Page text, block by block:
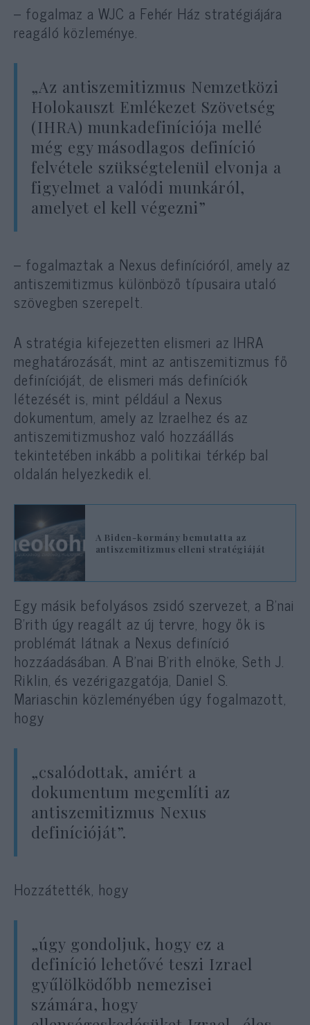
– fogalmaz a WJC a Fehér Ház stratégiájára
reagáló közleménye.
„Az antiszemitizmus Nemzetközi
Holokauszt Emlékezet Szövetség
(IHRA) munkadefiníciója mellé
még egy másodlagos definíció
felvétele szükségtelenül elvonja a
figyelmet a valódi munkáról,
amelyet el kell végezni”
– fogalmaztak a Nexus definícióról, amely az
antiszemitizmus különböző típusaira utaló
szövegben szerepelt.
A stratégia kifejezetten elismeri az IHRA
meghatározását, mint az antiszemitizmus fő
definícióját, de elismeri más definíciók
létezését is, mint például a Nexus
dokumentum, amely az Izraelhez és az
antiszemitizmushoz való hozzáállás
tekintetében inkább a politikai térkép bal
oldalán helyezkedik el.
A Biden-kormány bemutatta az
antiszemitizmus elleni stratégiáját
Egy másik befolyásos zsidó szervezet, a B’nai
B’rith úgy reagált az új tervre, hogy ők is
problémát látnak a Nexus definíció
hozzáadásában. A B’nai B’rith elnöke, Seth J.
Riklin, és vezérigazgatója, Daniel S.
Mariaschin közleményében úgy fogalmazott,
hogy
„csalódottak, amiért a
dokumentum megemlíti az
antiszemitizmus Nexus
definícióját”.
Hozzátették, hogy
„úgy gondoljuk, hogy ez a
definíció lehetővé teszi Izrael
gyűlölködőbb nemezisei
számára, hogy